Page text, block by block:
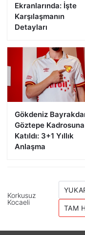
Ekranlarında: İşte
Karşılaşmanın
Detayları
Gökdeniz
Göztepe Kadrosuna
Katıldı: 3+1 Yıllık
Anlaşma
Korkusuz
Kocaeli
TAM